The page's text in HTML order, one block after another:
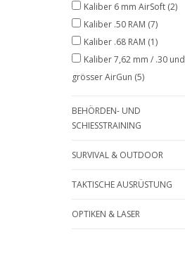
Kaliber 6 mm AirSoft (2)
Kaliber .50 RAM (7)
Kaliber .68 RAM (1)
Kaliber 7,62 mm / .30 und
grösser AirGun (5)
BEHÖRDEN- UND
SCHIESSTRAINING
SURVIVAL & OUTDOOR
TAKTISCHE AUSRÜSTUNG
OPTIKEN & LASER